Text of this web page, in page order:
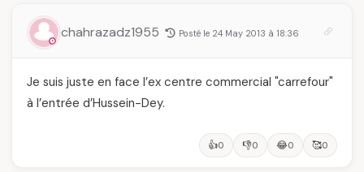
chahrazadz1955 Posté le 24 May 2013 à 18:36
Je suis juste en face l’ex centre commercial "carrefour"
à l’entrée d’Hussein-Dey.
👍0 👎0 😂0 🥰0